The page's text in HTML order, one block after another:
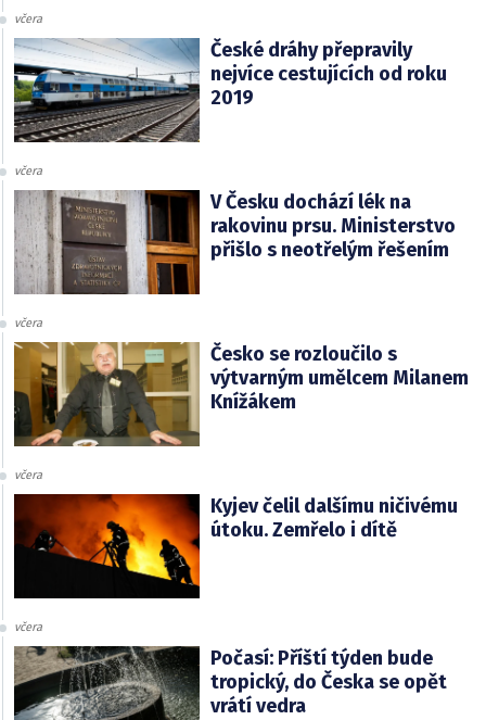
včera
České dráhy přepravily
nejvíce cestujících od roku
2019
včera
V Česku dochází lék na
rakovinu prsu. Ministerstvo
přišlo s neotřelým řešením
včera
Česko se rozloučilo s
výtvarným umělcem Milanem
Knížákem
včera
Kyjev čelil dalšímu ničivému
útoku. Zemřelo i dítě
včera
Počasí: Příští týden bude
tropický, do Česka se opět
vrátí vedra